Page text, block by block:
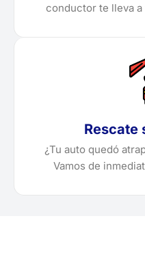
conductor te lleva a
Rescate
¿Tu auto quedó
Vamos de